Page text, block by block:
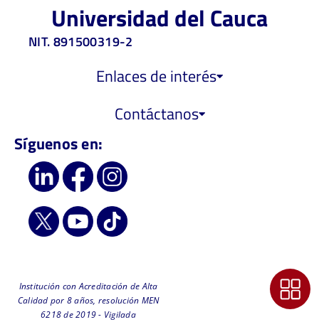
Universidad del Cauca
NIT. 891500319-2
Enlaces de interés
Contáctanos
Síguenos en:
Institución con Acreditación de Alta
Calidad por 8 años, resolución MEN
6218 de 2019 - Vigilada